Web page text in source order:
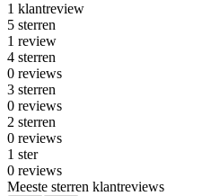
1 klantreview
5 sterren
1 review
4 sterren
0 reviews
3 sterren
0 reviews
2 sterren
0 reviews
1 ster
0 reviews
Meeste sterren klantreviews